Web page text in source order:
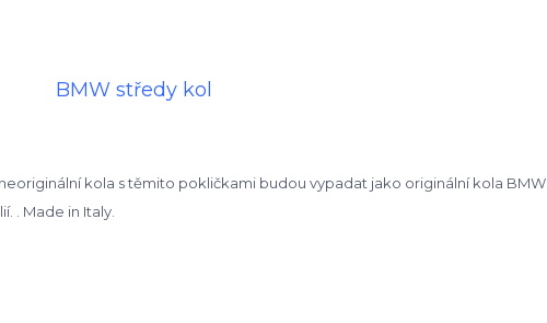
BMW středy kol
kola s těmito pokličkami budou vypadat jako originální kola BMW.
. Made in Italy.